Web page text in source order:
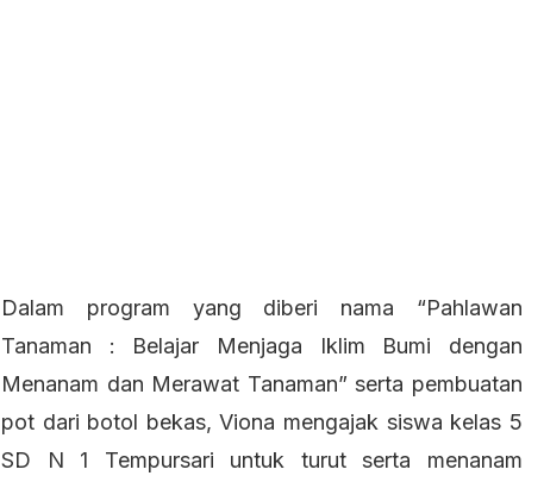
Dalam program yang diberi nama “Pahlawan
Tanaman : Belajar Menjaga Iklim Bumi dengan
Menanam dan Merawat Tanaman” serta pembuatan
pot dari botol bekas, Viona mengajak siswa kelas 5
SD N 1 Tempursari untuk turut serta menanam